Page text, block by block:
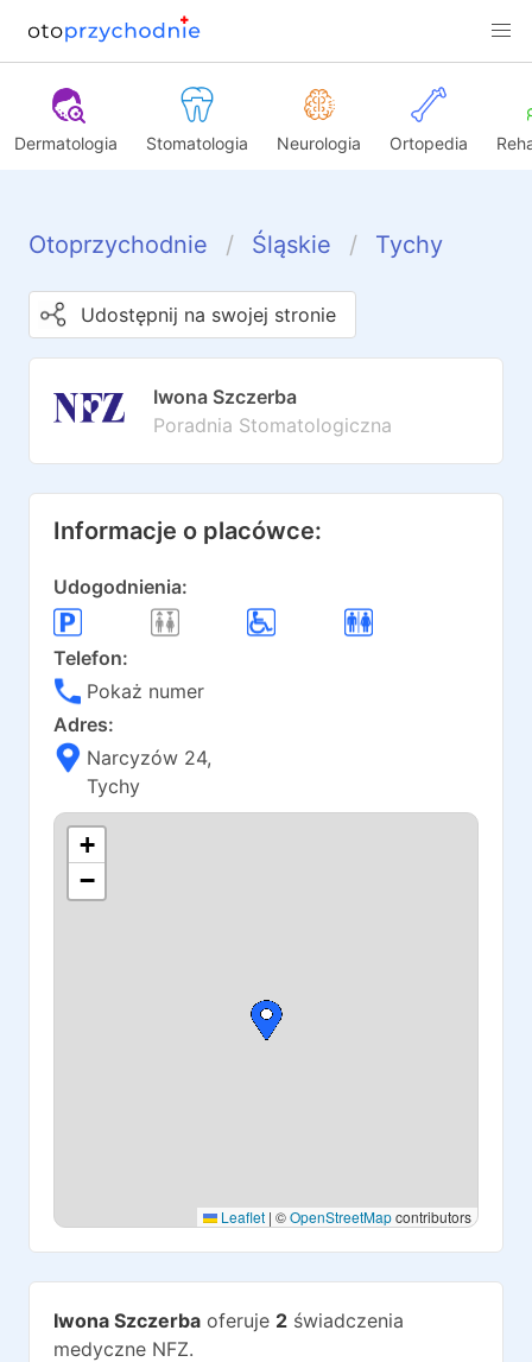
Dermatologia Stomatologia Neurologia Ortopedia
Otoprzychodnie Śląskie Tychy
Udostępnij na swojej stronie
Iwona Szczerba
Poradnia Stomatologiczna
Informacje o placówce:
Udogodnienia:
Telefon:
Pokaż numer
Adres:
Narcyzów 24,
Tychy
+
−
Leaflet | ©OpenStreetMapcontributors
Iwona Szczerba oferuje 2 świadczenia
medyczne NFZ.